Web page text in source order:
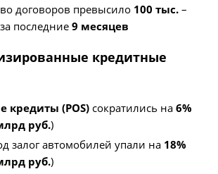
договоров превысило 100 тыс.–
последние9 месяцев
кредитные
кредиты (POS)сократились на 6%
руб.)
залог автомобилей упали на 18%
руб.)